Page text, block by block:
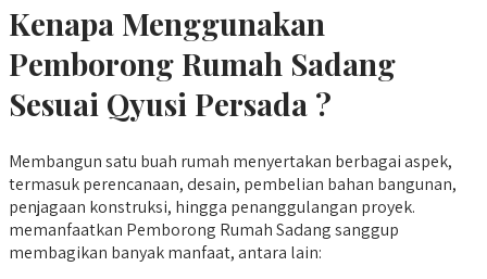
Kenapa Menggunakan
Pemborong Rumah Sadang
Sesuai Qyusi Persada ?
Membangun satu buah rumah menyertakan berbagai aspek,
termasuk perencanaan, desain, pembelian bahan bangunan,
penjagaan konstruksi, hingga penanggulangan proyek.
memanfaatkan Pemborong Rumah Sadang sanggup
membagikan banyak manfaat, antara lain: